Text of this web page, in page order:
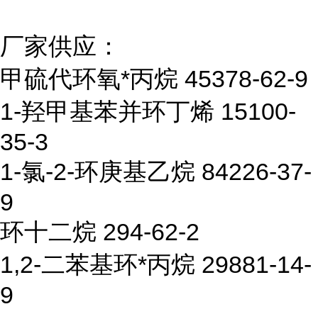
厂家供应：
甲硫代环氧*丙烷 45378-62-9
1-羟甲基苯并环丁烯 15100-
35-3
1-氯-2-环庚基乙烷 84226-37-
9
环十二烷 294-62-2
1,2-二苯基环*丙烷 29881-14-
9